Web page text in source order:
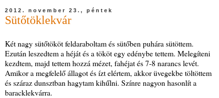
2012. november 23., péntek
Sütőtöklekvár
Két nagy sütőtököt feldaraboltam és sütőben puhára sütöttem.
Ezután leszedtem a héját és a tököt egy edénybe tettem. Melegíteni
kezdtem, majd tettem hozzá mézet, fahéjat és 7-8 narancs levét.
Amikor a megfelelő állagot és ízt elértem, akkor üvegekbe töltöttem
és száraz dunsztban hagytam kihűlni. Színre nagyon hasonlít a
baracklekvárra.